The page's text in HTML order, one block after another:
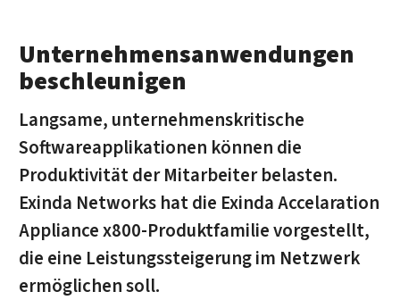
Unternehmensanwendungen
beschleunigen
Langsame, unternehmenskritische
Softwareapplikationen können die
Produktivität der Mitarbeiter belasten.
Exinda Networks hat die Exinda Accelaration
Appliance x800-Produktfamilie vorgestellt,
die eine Leistungssteigerung im Netzwerk
ermöglichen soll.